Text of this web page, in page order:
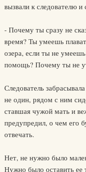
вызвали к следователю
- Почему ты сразу не
время? Ты умеешь
озера, если ты не
помощь? Почему ты не
Следователь
не один, рядом с ним
ставшая чужой мать и
предупредил, о чем его
отвечать.
Нет, не нужно было
Нужно было оставить ее